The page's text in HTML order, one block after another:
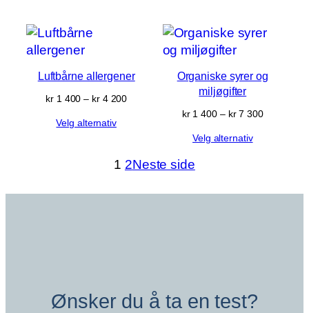
Luftbårne allergener
kr1 400 – kr4 200Prisområde:
Velg alternativ
Organiske syrer og
miljøgifter
kr1 400 – kr7 300
Velg alternativ
1 2Neste side
Ønsker du å ta en test?